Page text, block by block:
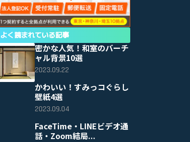
よく読まれている記事
密かな人気！和室のバーチ
ャル背景10選
2023.09.22
かわいい！すみっコぐらし
壁紙4選
2023.09.04
FaceTime・LINEビデオ通
話・Zoom結局...